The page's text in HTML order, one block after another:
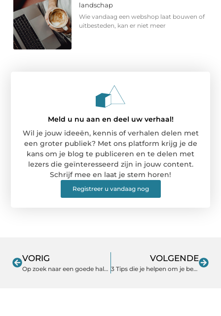
landschap
Wie vandaag een webshop laat bouwen of
uitbesteden, kan er niet meer
Meld u nu aan en deel uw verhaal!
Wil je jouw ideeën, kennis of verhalen delen met
een groter publiek? Met ons platform krijg je de
kans om je blog te publiceren en te delen met
lezers die geïnteresseerd zijn in jouw content.
Schrijf mee en laat je stem horen!
Registreer u vandaag nog
VORIG
Op zoek naar een goede halter?
VOLGENDE
3 Tips die je helpen om je beter te kunnen concentreren